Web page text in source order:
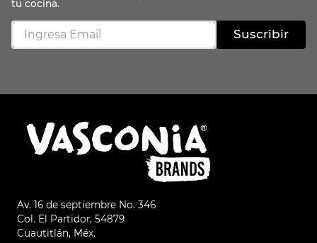
Suscribir
Av. 16 de septiembre No. 346
Col. El Partidor, 54879
Cuautitlán, Méx.